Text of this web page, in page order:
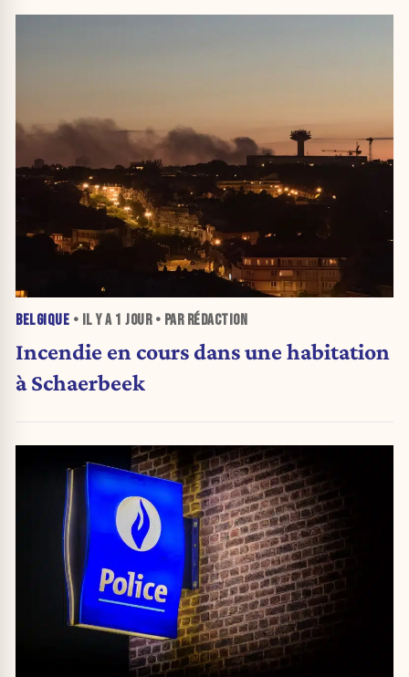
BELGIQUE • IL Y A 1 JOUR• PAR RÉDACTION
Incendie en cours dans une habitation
à Schaerbeek